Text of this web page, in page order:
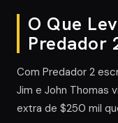
O Que
Predador
Com Predador 2
Jim e John Thomas
extra de $250 mil